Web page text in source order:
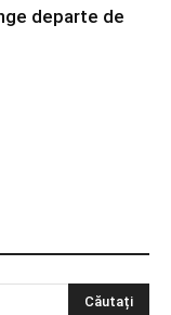
departe de